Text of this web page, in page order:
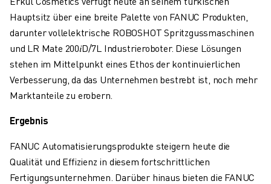
ÜBER FANUC
FANUC IN EUROPA
UNSERE STANDORTE
NACHHALTIGKEIT
KARRIERE
GESTALTEN SIE IHRE ZUKUNFT MIT FANUC
JETZT BEWERBEN » KARRIEREPORTAL
KONTAKT
STANDORTE
IMPRESSUM
Hauptsitz über eine breite Palette von FANUC Produkten,
darunter vollelektrische ROBOSHOT Spritzgussmaschinen
und LR Mate 200𝑖D/7L Industrieroboter. Diese Lösungen
stehen im Mittelpunkt eines Ethos der kontinuierlichen
Verbesserung, da das Unternehmen bestrebt ist, noch mehr
Marktanteile zu erobern.
Ergebnis
FANUC Automatisierungsprodukte steigern heute die
Qualität und Effizienz in diesem fortschrittlichen
Fertigungsunternehmen. Darüber hinaus bieten die FANUC